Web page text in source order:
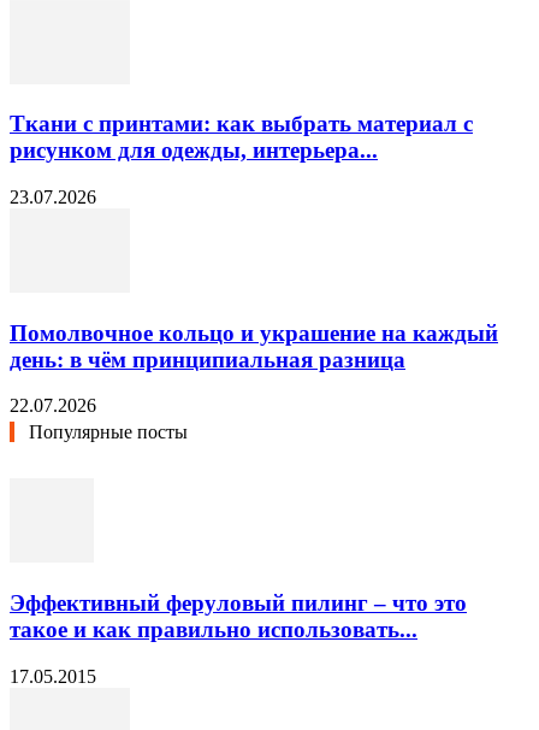
Ткани с принтами: как выбрать материал с
рисунком для одежды, интерьера...
23.07.2026
Помолвочное кольцо и украшение на каждый
день: в чём принципиальная разница
22.07.2026
Популярные посты
Эффективный феруловый пилинг – что это
такое и как правильно использовать...
17.05.2015